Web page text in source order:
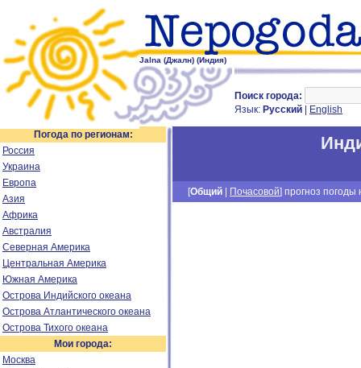
Jalna (Джалн) (Индия)
Поиск города:
Язык: Русский English
Погода по регионам:
Россия
Украина
Европа
Азия
Африка
Австралия
Северная Америка
Центральная Америка
Южная Америка
Острова Индийского океана
Острова Атлантического океана
Острова Тихого океана
Мои города:
Москва
[Общий Почасовой] прогноз погоды